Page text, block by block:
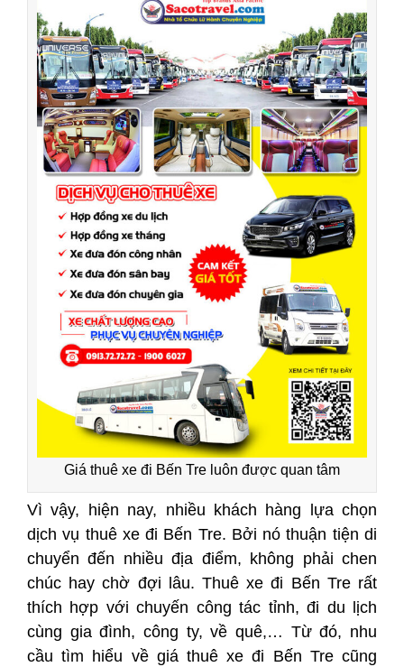
Giá thuê xe đi Bến Tre luôn được quan tâm
Vì vậy, hiện nay, nhiều khách hàng lựa chọn
dịch vụ thuê xe đi Bến Tre. Bởi nó thuận tiện di
chuyển đến nhiều địa điểm, không phải chen
chúc hay chờ đợi lâu. Thuê xe đi Bến Tre rất
thích hợp với chuyến công tác tỉnh, đi du lịch
cùng gia đình, công ty, về quê,… Từ đó, nhu
cầu tìm hiểu về giá thuê xe đi Bến Tre cũng